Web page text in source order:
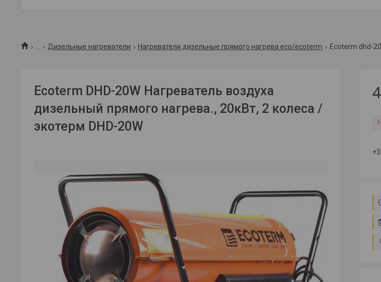
Дизельные нагреватели Нагреватели дизельные прямого нагрева eco/ecoterm
Ecoterm DHD-20W Нагреватель воздуха
дизельный прямого нагрева., 20кВт, 2 колеса /
экотерм DHD-20W